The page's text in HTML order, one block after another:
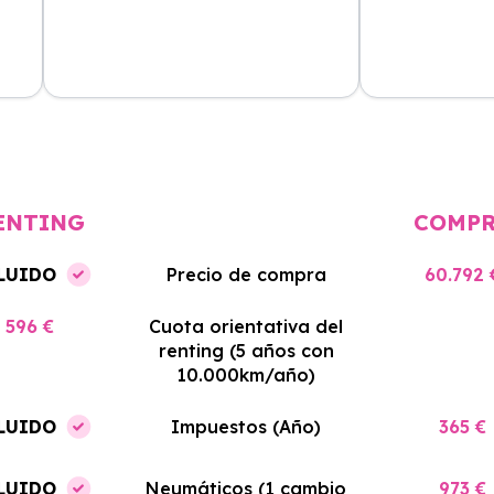
Precio de compra 60.792
596 €
Cuota orientativa del
renting (5 años con
10.000km/año)
Impuestos (Año) 365 €
Neumáticos (1 cambio
973 €